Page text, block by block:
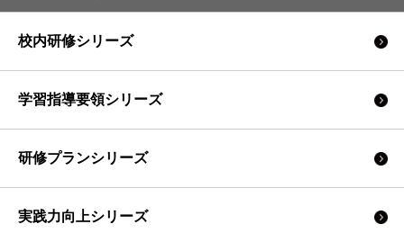
校内研修シリーズ
学習指導要領シリーズ
研修プランシリーズ
実践力向上シリーズ